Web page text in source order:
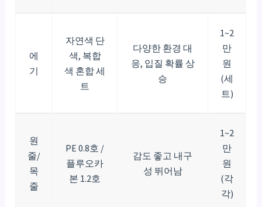
에
기
자연색 단
색, 복합
색 혼합 세
트
다양한 환경 대
응, 입질 확률 상
승
1~2
만
원
(세
트)
원
줄/
목
줄
PE 0.8호 /
플루오카
본 1.2호
감도 좋고 내구
성 뛰어남
1~2
만
원
(각
각)